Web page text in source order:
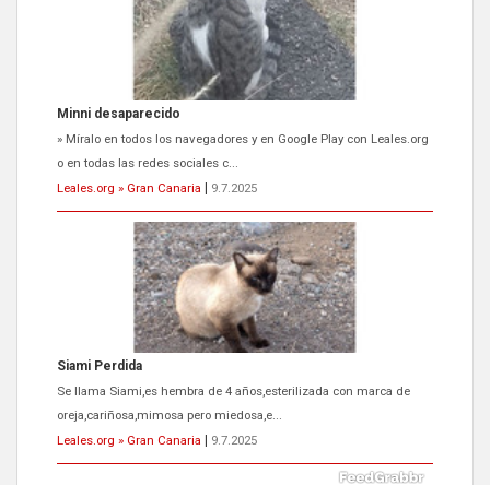
Minni desaparecido
» Míralo en todos los navegadores y en Google Play con Leales.org
o en todas las redes sociales c...
Leales.org » Gran Canaria
9.7.2025
Siami Perdida
Se llama Siami,es hembra de 4 años,esterilizada con marca de
oreja,cariñosa,mimosa pero miedosa,e...
Leales.org » Gran Canaria
9.7.2025